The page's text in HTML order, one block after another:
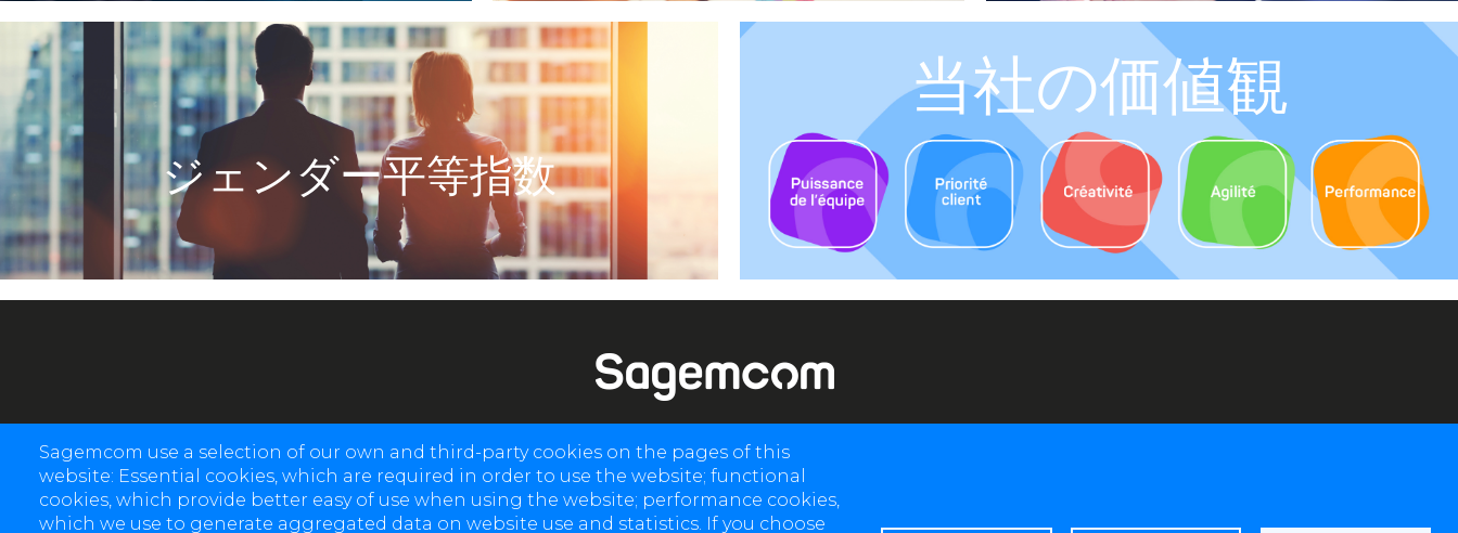
ジェンダー平等指数
当社の価値観
Sagemcom use a selection of our own and third-party cookies on the pages of this
website: Essential cookies, which are required in order to use the website; functional
cookies, which provide better easy of use when using the website; performance cookies,
which we use to generate aggregated data on website use and statistics. If you choose
4 allée des Messageries, 92270 Bois-Colombes, France
+(33) 1 57 61 10 00